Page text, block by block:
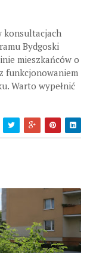
konsultacjach
Bydgoski
mieszkańców o
funkcjonowaniem
Warto wypełnić